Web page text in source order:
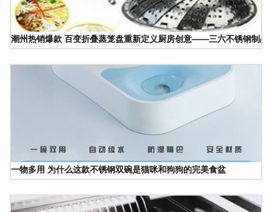
潮州热销爆款 百变折叠蒸笼盘重新定义厨房创意——三六不锈钢制品
一物多用 为什么这款不锈钢双碗是猫咪和狗狗的完美食盆